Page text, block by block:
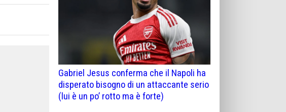
Gabriel Jesus conferma che il Napoli ha
disperato bisogno di un attaccante serio
(lui è un po’ rotto ma è forte)